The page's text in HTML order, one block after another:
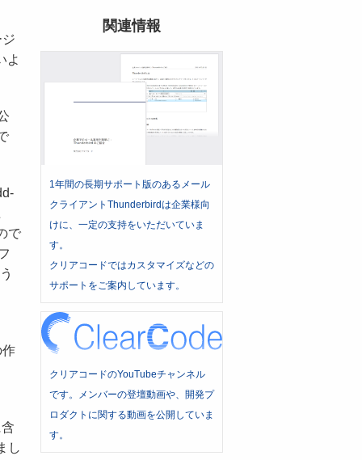
よ
で
作
し
関連情報
1年間の長期サポート版のあるメール
クライアントThunderbirdは企業様向
けに、一定の支持をいただいていま
す。
クリアコードではカスタマイズなどの
サポートをご案内しています。
クリアコードのYouTubeチャンネル
です。メンバーの登壇動画や、開発プ
ロダクトに関する動画を公開していま
す。